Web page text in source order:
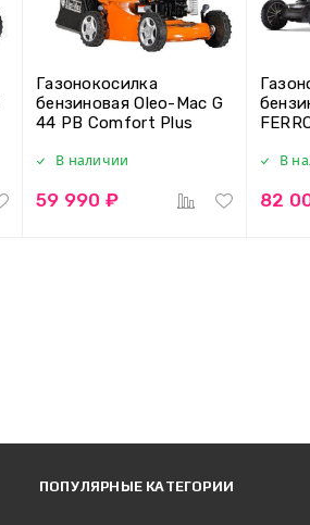
Газонокосилка
бензиновая Oleo-Mac G
44 PB Comfort Plus
В наличии
59 990 ₽
В
82
ПОПУЛЯРНЫЕ КАТЕГОРИИ